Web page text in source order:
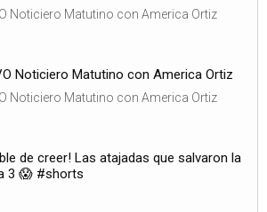
Noticiero Matutino con America Ortiz
Noticiero Matutino con America Ortiz
Noticiero Matutino con America Ortiz
de creer! Las atajadas que salvaron la
3 😱 #shorts